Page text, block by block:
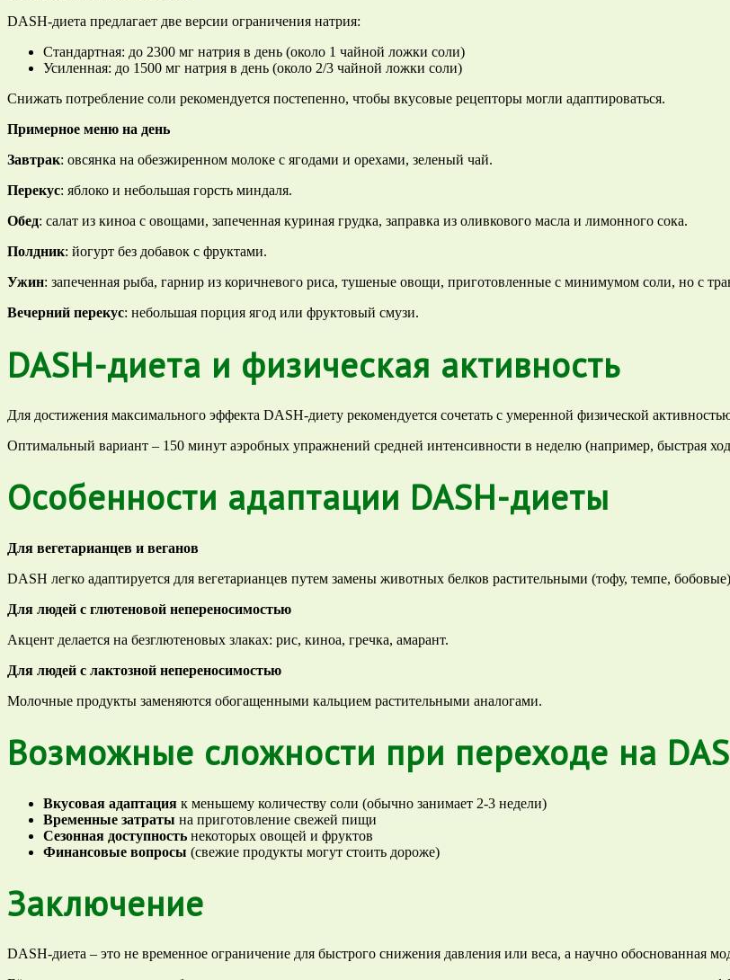
DASH-диета предлагает две версии ограничения натрия:
Стандартная: до 2300 мг натрия в день (около 1 чайной ложки соли)
Усиленная: до 1500 мг натрия в день (около 2/3 чайной ложки соли)
Снижать потребление соли рекомендуется постепенно, чтобы вкусовые рецепторы могли адаптироваться.
Примерное меню на день
Завтрак: овсянка на обезжиренном молоке с ягодами и орехами, зеленый чай.
Перекус: яблоко и небольшая горсть миндаля.
Обед: салат из киноа с овощами, запеченная куриная грудка, заправка из оливкового масла и лимонного сока.
Полдник: йогурт без добавок с фруктами.
Ужин: запеченная рыба, гарнир из коричневого риса, тушеные овощи, приготовленные с минимумом соли, но с
Вечерний перекус: небольшая порция ягод или фруктовый смузи.
DASH-диета и физическая активность
Для достижения максимального эффекта DASH-диету рекомендуется сочетать с умеренной физической
Оптимальный вариант – 150 минут аэробных упражнений средней интенсивности в неделю (например, быстрая
Особенности адаптации DASH-диеты
Для вегетарианцев и веганов
DASH легко адаптируется для вегетарианцев путем замены животных белков растительными (тофу, темпе,
Для людей с глютеновой непереносимостью
Акцент делается на безглютеновых злаках: рис, киноа, гречка, амарант.
Для людей с лактозной непереносимостью
Молочные продукты заменяются обогащенными кальцием растительными аналогами.
Возможные сложности при переходе на
Вкусовая адаптация к меньшему количеству соли (обычно занимает 2-3 недели)
Временные затраты на приготовление свежей пищи
Сезонная доступность некоторых овощей и фруктов
Финансовые вопросы (свежие продукты могут стоить дороже)
Заключение
DASH-диета – это не временное ограничение для быстрого снижения давления или веса, а научно обоснованная